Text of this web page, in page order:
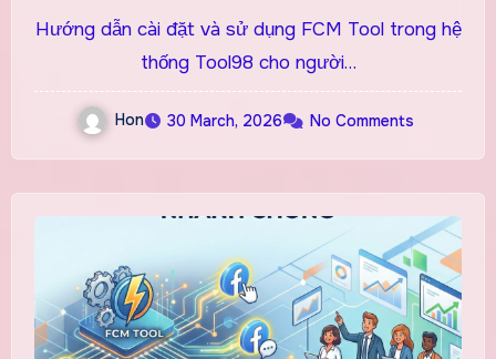
Mới (Chi Tiết A–Z)
Hướng dẫn cài đặt và sử dụng FCM Tool trong hệ
thống Tool98 cho người…
Hon 30 March, 2026 No Comments